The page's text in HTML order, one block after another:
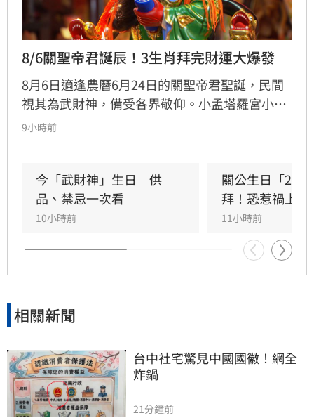
8/6關聖帝君誕辰！3生肖拜完財運大爆發
8月6日適逢農曆6月24日的關聖帝君聖誕，民間
視其為武財神，備受各界敬仰。小孟塔羅宮小立
指出，關聖帝君誕辰當日誠心祭拜，有望獲得神
產；生肖狗偏財運強，有望獲意外之財。專家強
調，無論生肖為何，只要虔誠備妥供品祭祀，皆
能祈求聖帝祖庇佑，迎來事業順遂與財源廣進的
好運勢，建議民眾把握良機，為下半年佈局求
財。
9小時前
今「武財神」生日　供
品、禁忌一次看
10小時前
關公生日「2類
拜！恐惹禍上身
11小時前
相關新聞
台中社宅驚見中國國徽！網全
炸鍋
21分鐘前